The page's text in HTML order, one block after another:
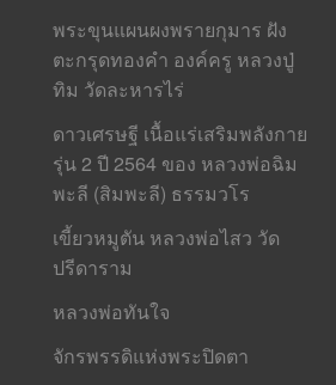
พระขุนแผนผงพรายกุมาร ฝัง
ตะกรุดทองคำ องค์ครู หลวงปู่
ทิม วัดละหารไร่
ดาวเศรษฐี เนื้อแร่เสริมพลังกาย
รุ่น 2 ปี 2564 ของ หลวงพ่อฉิม
พะลี (สิมพะลี) ธรรมวโร
เขี้ยวหมูตัน หลวงพ่อไสว วัด
ปรีดาราม
หลวงพ่อทันใจ
จักรพรรดิแห่งพระปิดตา